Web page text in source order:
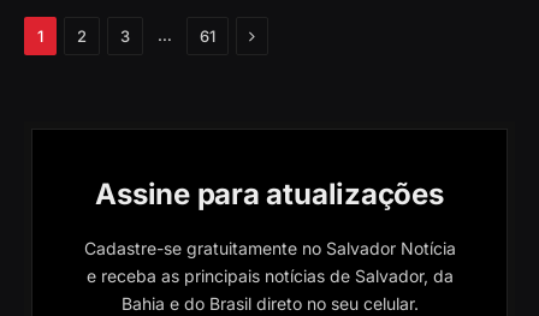
1 2 3 … 61 Próximo
Assine para atualizações
Cadastre-se gratuitamente no Salvador Notícia
e receba as principais notícias de Salvador, da
Bahia e do Brasil direto no seu celular.